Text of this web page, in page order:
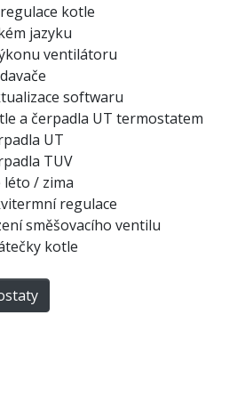
kotle
jazyku
ventilátoru
softwaru
a čerpadla UT termostatem
UT
TUV
léto / zima
regulace
směšovacího ventilu
kotle